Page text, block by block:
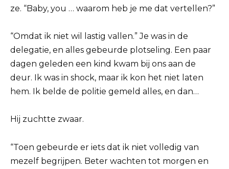
ze. “Baby, you … waarom heb je me dat vertellen?”
“Omdat ik niet wil lastig vallen.” Je was in de
delegatie, en alles gebeurde plotseling. Een paar
dagen geleden een kind kwam bij ons aan de
deur. Ik was in shock, maar ik kon het niet laten
hem. Ik belde de politie gemeld alles, en dan…
Hij zuchtte zwaar.
“Toen gebeurde er iets dat ik niet volledig van
mezelf begrijpen. Beter wachten tot morgen en